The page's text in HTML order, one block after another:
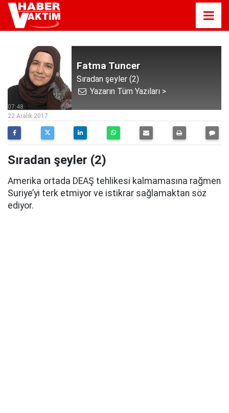
Fatma Tuncer
Sıradan şeyler (2)
Yazarın Tüm Yazıları >
07:48
22 Aralık 2017
Sıradan şeyler (2)
Amerika ortada DEAŞ tehlikesi kalmamasına rağmen
Suriye’yi terk etmiyor ve istikrar sağlamaktan söz
ediyor.